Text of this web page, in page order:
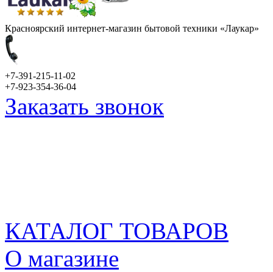
Красноярский интернет-магазин бытовой техники «Лаукар»
+7-391-215-11-02
+7-923-354-36-04
Заказать звонок
КАТАЛОГ ТОВАРОВ
О магазине